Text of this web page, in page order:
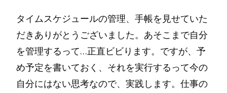
タイムスケジュールの管理、手帳を見せていた
だきありがとうございました。あそこまで自分
を管理するって…正直ビビります。ですが、予
め予定を書いておく、それを実行するって今の
自分にはない思考なので、実践します。仕事の